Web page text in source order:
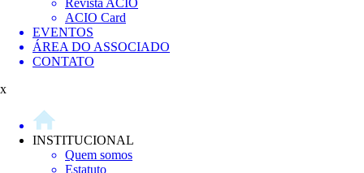
ACIO Card
EVENTOS
ÁREA DO ASSOCIADO
CONTATO
x
INSTITUCIONAL
Quem somos
Estatuto